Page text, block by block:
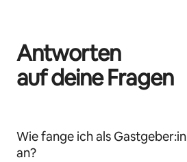
Antworten
auf deine Fragen
Wie fange ich als
an?